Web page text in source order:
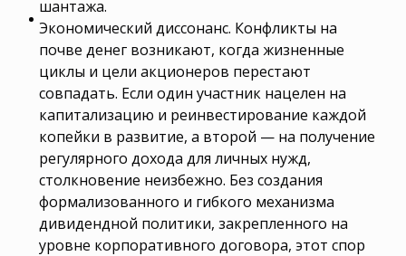
шантажа.
Экономический диссонанс. Конфликты на
почве денег возникают, когда жизненные
циклы и цели акционеров перестают
совпадать. Если один участник нацелен на
капитализацию и реинвестирование каждой
копейки в развитие, а второй — на получение
регулярного дохода для личных нужд,
столкновение неизбежно. Без создания
формализованного и гибкого механизма
дивидендной политики, закрепленного на
уровне корпоративного договора, этот спор